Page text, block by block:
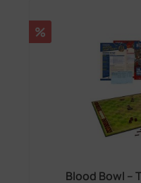
Rabatt
%
Blood Bowl –